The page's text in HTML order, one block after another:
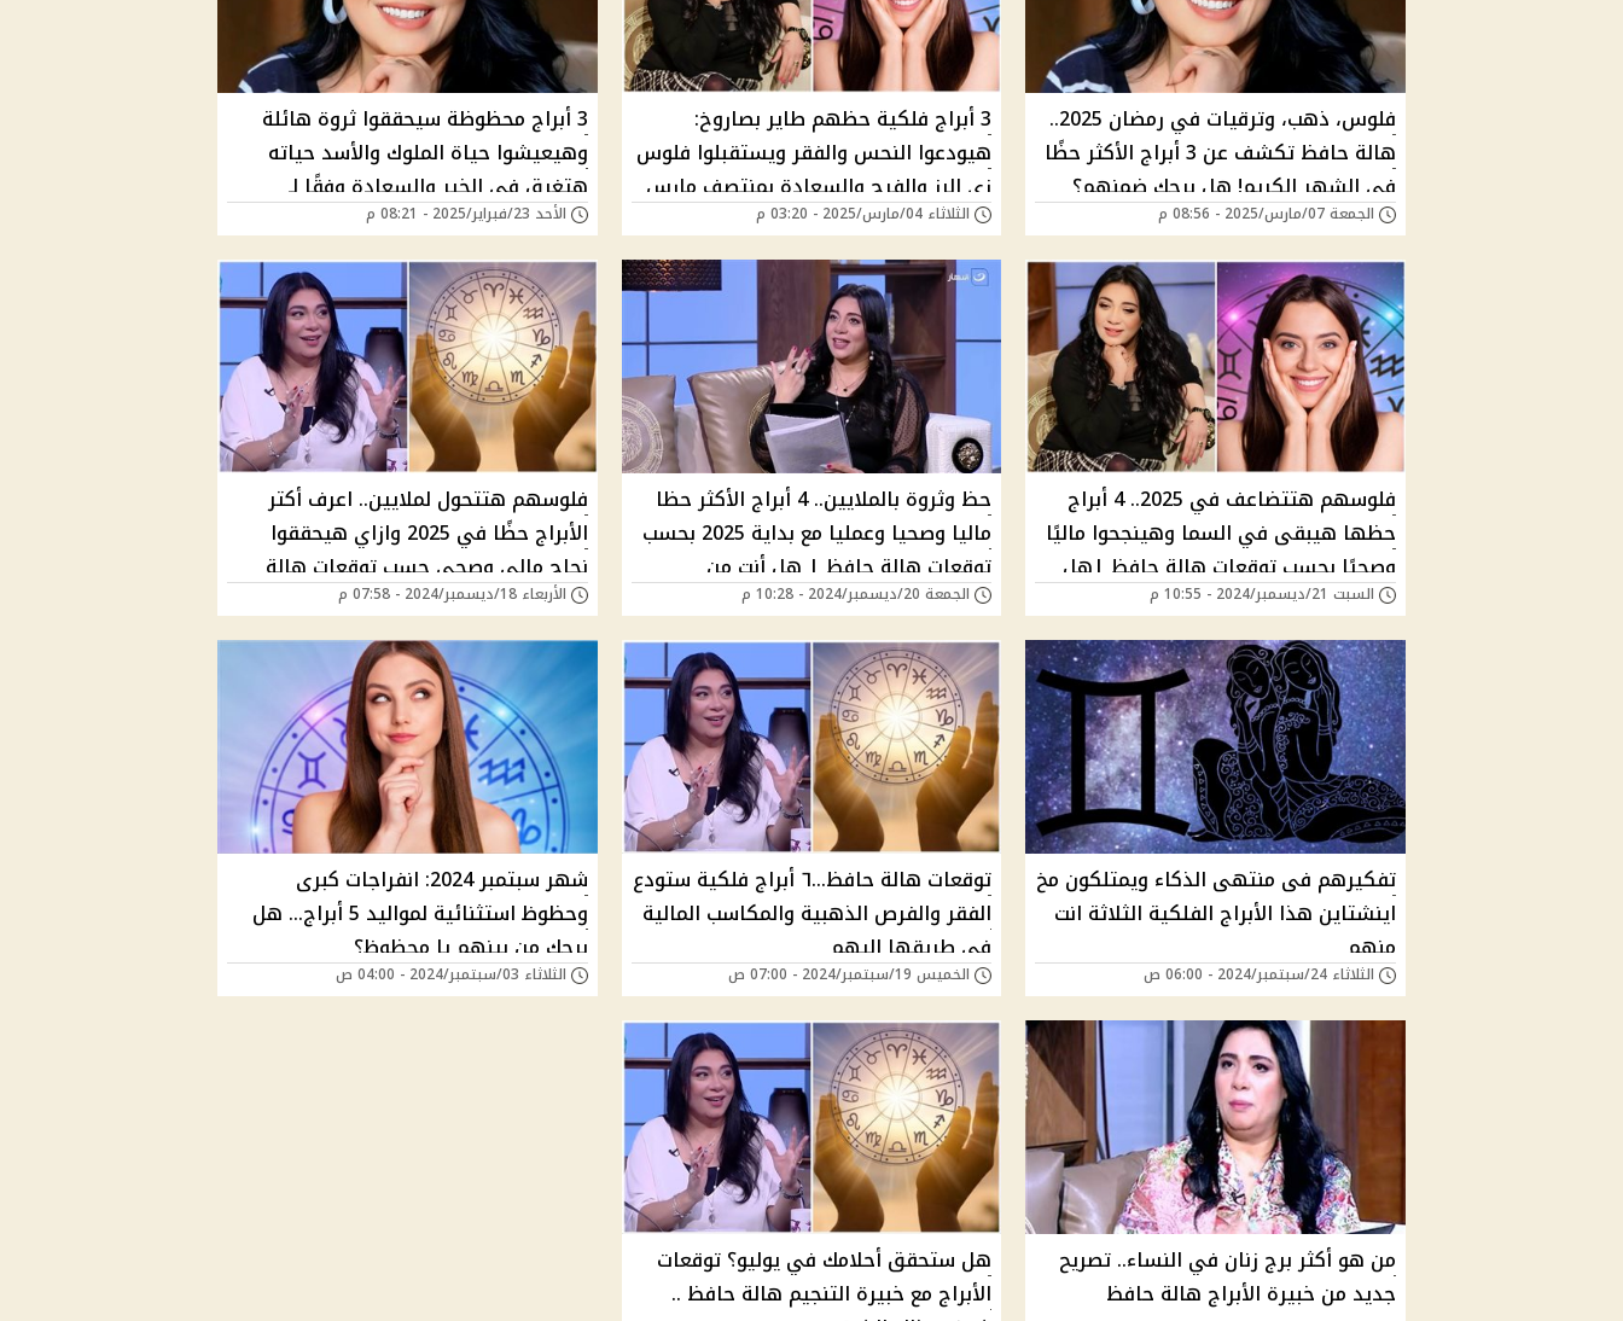
فلوس، ذهب، وترقيات في رمضان 2025..
هالة حافظ تكشف عن 3 أبراج الأكثر حظًا
في الشهر الكريم! هل برجك ضمنهم؟
الجمعة 07/مارس/2025 - 08:56 م
3 أبراج فلكية حظهم طاير بصاروخ:
هيودعوا النحس والفقر ويستقبلوا فلوس
زي الرز والفرح والسعادة بمنتصف مارس
بحسب توقعات هالة حافظ "مبروك يا
محظوظ"
الثلاثاء 04/مارس/2025 - 03:20 م
3 أبراج محظوظة سيحققوا ثروة هائلة
وهيعيشوا حياة الملوك والأسد حياته
هتغرق في الخير والسعادة وفقًا لـ
توقعات هالة حافظ
الأحد 23/فبراير/2025 - 08:21 م
فلوسهم هتتضاعف في 2025.. 4 أبراج
حظها هيبقى في السما وهينجحوا ماليًا
وصحيًا بحسب توقعات هالة حافظ |هل
إنت من سعداء الحظ؟
السبت 21/ديسمبر/2024 - 10:55 م
حظ وثروة بالملايين.. 4 أبراج الأكثر حظا
ماليا وصحيا وعمليا مع بداية 2025 بحسب
توقعات هالة حافظ | هل أنت من
المحظوظين؟
الجمعة 20/ديسمبر/2024 - 10:28 م
فلوسهم هتتحول لملايين.. اعرف أكتر
الأبراج حظًا في 2025 وازاي هيحققوا
نجاح مالي وصحي حسب توقعات هالة
حافظ | هل أنت سعيد الحظ؟
الأربعاء 18/ديسمبر/2024 - 07:58 م
تفكيرهم فى منتهى الذكاء ويمتلكون مخ
اينشتاين هذا الأبراج الفلكية الثلاثة انت
منهم
الثلاثاء 24/سبتمبر/2024 - 06:00 ص
توقعات هالة حافظ...٦ أبراج فلكية ستودع
الفقر والفرص الذهبية والمكاسب المالية
فى طريقها اليهم
الخميس 19/سبتمبر/2024 - 07:00 ص
شهر سبتمبر 2024: انفراجات كبرى
وحظوظ استثنائية لمواليد 5 أبراج... هل
برجك من بينهم يا محظوظ؟
الثلاثاء 03/سبتمبر/2024 - 04:00 ص
من هو أكثر برج زنان في النساء.. تصريح
جديد من خبيرة الأبراج هالة حافظ
هل ستحقق أحلامك في يوليو؟ توقعات
الأبراج مع خبيرة التنجيم هالة حافظ ..